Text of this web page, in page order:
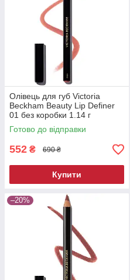
Олівець для губ Victoria
Beckham Beauty Lip Definer
01 без коробки 1.14 г
Готово до відправки
552 ₴ 690 ₴
Купити
–20%